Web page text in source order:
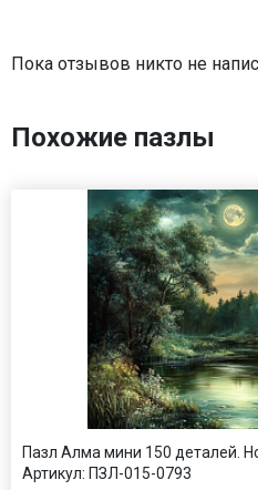
Пока отзывов никто не
Похожие пазлы
Пазл Алма мини 150 деталей.
Артикул: ПЗЛ-015-0793